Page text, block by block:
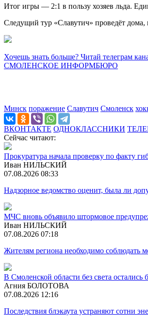
Итог игры — 2:1 в пользу хозяев льда.
Следущий тур «Славутич» проведёт
Хочешь знать больше? Читай телеграм
СМОЛЕНСКОЕ ИНФОРМБЮРО
Минск поражение Славутич Смоленск
ВКОНТАКТЕ ОДНОКЛАССНИКИ
Сейчас читают:
Прокуратура начала проверку по факту
Иван НИЛЬСКИЙ
07.08.2026 08:33
Надзорное ведомство оценит, была ли
МЧС вновь объявило штормовое
Иван НИЛЬСКИЙ
07.08.2026 07:18
Жителям региона необходимо соблюдать
В Смоленской области без света остались
Агния БОЛОТОВА
07.08.2026 12:16
Последствия блэкаута устраняют сотни